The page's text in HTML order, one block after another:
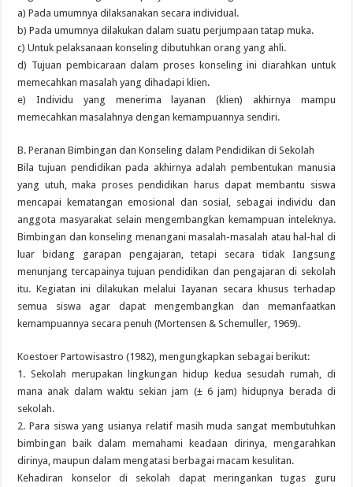
a) Pada umumnya dilaksanakan secara individual.
b) Pada umumnya dilakukan dalam suatu perjumpaan tatap muka.
c) Untuk pelaksanaan konseling dibutuhkan orang yang ahli.
d) Tujuan pembicaraan dalam proses konseling ini diarahkan untuk
memecahkan masalah yang dihadapi klien.
e) Individu yang menerima layanan (klien) akhirnya mampu
memecahkan masalahnya dengan kemampuannya sendiri.
B. Peranan Bimbingan dan Konseling dalam Pendidikan di Sekolah
Bila tujuan pendidikan pada akhirnya adalah pembentukan manusia
yang utuh, maka proses pendidikan harus dapat membantu siswa
mencapai kematangan emosional dan sosial, sebagai individu dan
anggota masyarakat selain mengembangkan kemampuan inteleknya.
Bimbingan dan konseling menangani masalah-masalah atau hal-hal di
luar bidang garapan pengajaran, tetapi secara tidak Iangsung
menunjang tercapainya tujuan pendidikan dan pengajaran di sekolah
itu. Kegiatan ini dilakukan melalui Iayanan secara khusus terhadap
semua siswa agar dapat mengembangkan dan memanfaatkan
kemampuannya secara penuh (Mortensen & Schemuller, 1969).
Koestoer Partowisastro (1982), mengungkapkan sebagai berikut:
1. Sekolah merupakan lingkungan hidup kedua sesudah rumah, di
mana anak dalam waktu sekian jam (± 6 jam) hidupnya berada di
sekolah.
2. Para siswa yang usianya relatif masih muda sangat membutuhkan
bimbingan baik dalam memahami keadaan dirinya, mengarahkan
dirinya, maupun dalam mengatasi berbagai macam kesulitan.
Kehadiran konselor di sekolah dapat meringankan tugas guru